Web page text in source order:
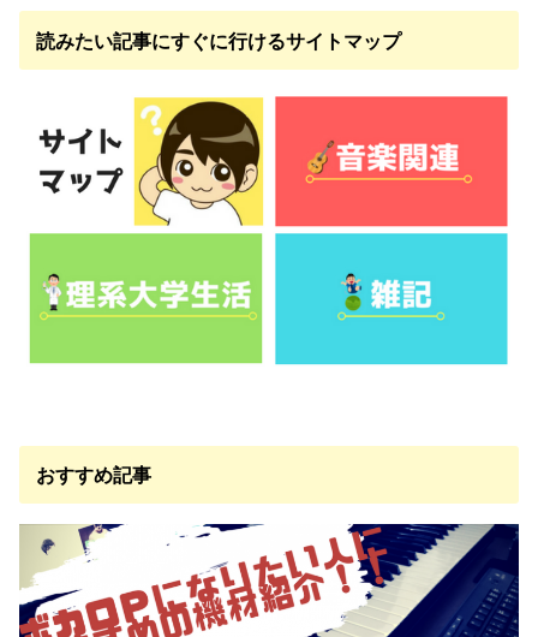
読みたい記事にすぐに行けるサイトマップ
おすすめ記事